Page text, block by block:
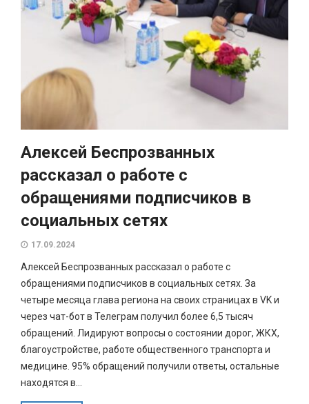
Алексей Беспрозванных
рассказал о работе с
обращениями подписчиков в
социальных сетях
17.09.2024
Алексей Беспрозванных рассказал о работе с
обращениями подписчиков в социальных сетях. За
четыре месяца глава региона на своих страницах в VK и
через чат-бот в Телеграм получил более 6,5 тысяч
обращений. Лидируют вопросы о состоянии дорог, ЖКХ,
благоустройстве, работе общественного транспорта и
медицине. 95% обращений получили ответы, остальные
находятся в...